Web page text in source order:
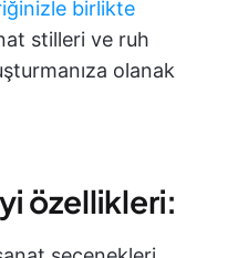
birlikte
stilleri ve ruh
olanak
özellikleri: